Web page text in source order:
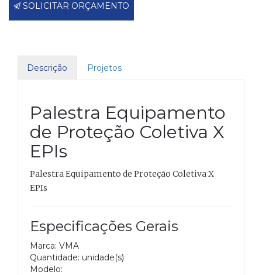
SOLICITAR ORÇAMENTO
Descrição Projetos
Palestra Equipamento
de Proteção Coletiva X
EPIs
Palestra Equipamento de Proteção Coletiva X
EPIs
Especificações Gerais
Marca: VMA
Quantidade: unidade(s)
Modelo: